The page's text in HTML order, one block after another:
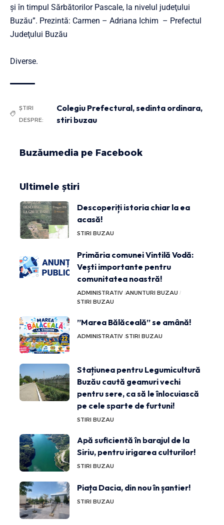
şi în timpul Sărbătorilor Pascale, la nivelul judeţului
Buzău”. Prezintă: Carmen – Adriana Ichim – Prefectul
Judeţului Buzău
Diverse.
ȘTIRI
DESPRE:
Colegiu Prefectural,sedinta ordinara,
stiri buzau
Buzăumedia pe Facebook
Ultimele știri
Descoperiți istoria chiar la ea
acasă!
STIRI BUZAU
Primăria comunei Vintilă Vodă:
Vești importante pentru
comunitatea noastră!
ADMINISTRATIV ANUNTURI BUZAU
STIRI BUZAU
”Marea Bălăceală” se amână!
ADMINISTRATIV STIRI BUZAU
Stațiunea pentru Legumicultură
Buzău caută geamuri vechi
pentru sere, ca să le înlocuiască
pe cele sparte de furtuni!
STIRI BUZAU
Apă suficientă în barajul de la
Siriu, pentru irigarea culturilor!
STIRI BUZAU
Piața Dacia, din nou în șantier!
STIRI BUZAU